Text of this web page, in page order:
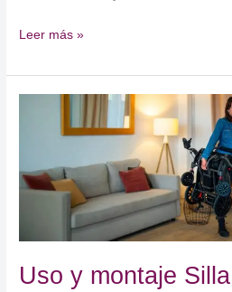
Uso
montaje
Itaka:
guía
completa
Leer más »
Uso y montaje